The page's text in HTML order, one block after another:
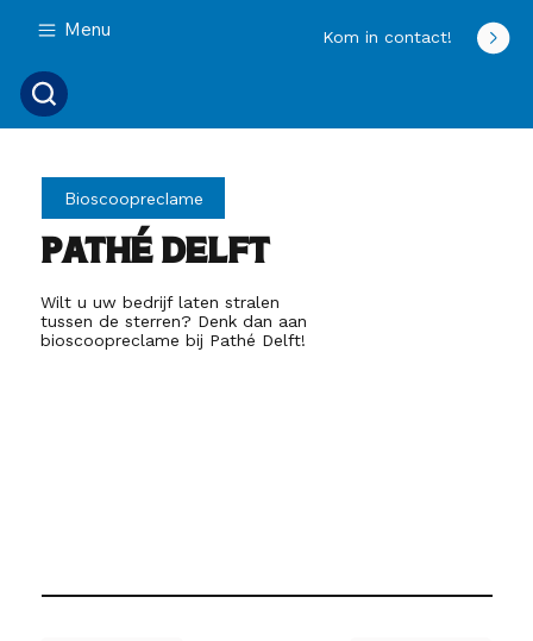
Menu Kom in contact!
Bioscoopreclame
Pathé Delft
Wilt u uw bedrijf laten stralen
tussen de sterren? Denk dan aan
bioscoopreclame bij Pathé Delft!